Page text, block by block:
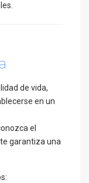
de vida,
en un
el
garantiza una